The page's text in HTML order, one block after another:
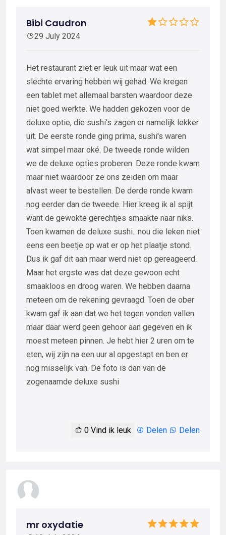
Bibi Caudron
29 July 2024
Het restaurant ziet er leuk uit maar wat een
slechte ervaring hebben wij gehad. We kregen
een tablet met allemaal barsten waardoor deze
niet goed werkte. We hadden gekozen voor de
deluxe optie, die sushi's zagen er namelijk lekker
uit. De eerste ronde ging prima, sushi's waren
wat simpel maar oké. De tweede ronde wilden
we de deluxe opties proberen. Deze ronde kwam
maar niet waardoor ze ons zeiden om maar
alvast weer te bestellen. De derde ronde kwam
nog eerder dan de tweede. Hier kreeg ik al spijt
want de gewokte gerechtjes smaakte naar niks.
Toen kwamen de deluxe sushi.. nou die leken niet
eens een beetje op wat er op het plaatje stond.
Dus ik gaf dit aan maar werd niet op gereageerd.
Maar het ergste was dat deze gewoon echt
smaakloos en droog waren. We hebben daarna
meteen om de rekening gevraagd. Toen de ober
kwam gaf ik aan dat we het tegen vonden vallen
maar daar werd geen gehoor aan gegeven en ik
moest meteen pinnen. Je hebt hier 2 uren om te
eten, wij zijn na een uur al opgestapt en ben er
nog misselijk van. De foto is dan van de
zogenaamde deluxe sushi
0 Vind ik leuk Delen Delen
mr oxydatie